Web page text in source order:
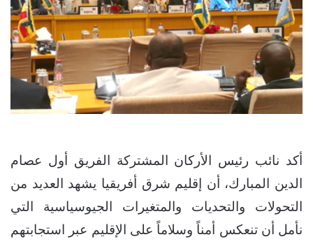
أكد نائب رئيس الأركان المشتركة الفريق أول عصام
الدين المبارك، أن إقليم شرق أفريقيا يشهد العديد من
التحولات والتحديات والمتغيرات الجيوسياسية التي
نأمل أن تنعكس أمناً وسلاماً على الإقليم عبر استجابتهم